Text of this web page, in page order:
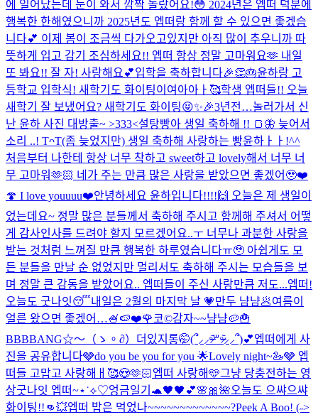
에 일어났는데 눈이 와서 깜짝 놀랐어요!😳 2024년은 엡떠 덕분에
행복한 한해였으니까 2025년도 엡떠랑 함께 할 수 있으면 좋겠습
니다💕 이제 봄이 조금씩 다가오고있지만 아직 많이 추우니까 따
뜻하게 입고 감기 조심하세요!! 엡떠 항상 정말 고마워요🫶 내일
또 봐요!! 잘 자! 사랑해요💕입학을 축하합니다🎉👏🎂윤하랑 고
등학교 입학식! 새학기도 화이팅이여아아ㅏ🥰학생 엡떠들!! 오늘
새학기 잘 보냈어요? 새학기도 화이팅😝✨🎉3년전…놀러가서 신
난 윤하 사진 대방출~ >333<설탕빵아 생일 축하해 !! 🍞🦋 늦어서
소리 ..! TᴖT(좀 늦었지만) 생일 축하해 사랑하는 빵윤하ㅏㅏ!^^
처음부터 나한테 항상 너무 착하고 sweet하고 lovely해서 너무 너
무 고마워🫶🏻 네가 주는 만큼 많은 사랑을 받았으면 좋겠어🥹❤️
🍄 I love youuuu❤️안녕하세요 윤하입니다!!!!🙌 오늘은 제 생일이
었는데요~ 정말 많은 분들께서 축하해 주시고 함께해 주셔서 어떻
게 감사인사를 드려야 할지 모르겠어요..ㅜ 너무나 과분한 사랑을
받는 것처럼 느껴질 만큼 행복한 하루였습니다ㅠ🥹 아쉽게도 모
든 분들을 만날 순 없었지만 멀리서도 축하해 주시는 모습들을 보
며 정말 큰 감동을 받았어요.. 엡떠들이 주신 사랑만큼 저도...엡떠!
오늘도 굿나잇😴내일은 2월의 마지막 날 💗만두 냠냠🥟여름이
얼른 왔으면 좋겠어…🍧🍉❤️🌹 코©감자~~냠냠🥔🍟
BBBBANG☆〜（ゝ。∂） 더있지롱🤭(՞⸝⸝ᵒ̴̶̷᷄꒳ᵒ̴̶̷᷅⸝⸝՞)💕엡떠에게 사
진을 공유합니다🩶do you be you for you 🌟Lovely night~🦢🩶 엡
떠들 고맙고 사랑해ㅐ🥰😍🫶🏻엡떠 사랑해🩵그냥 당충전하는 영
상굿나잇 엡떠~⋆˙⟡♡엉금일기🐢🖤🖤 💕🌸🎀🌺오늘도 으쌰으쌰
화이팅!!👊💥엡떠 밥은 먹었나~~~~~~~~~~~~~?Peek A Boo! (˶˃